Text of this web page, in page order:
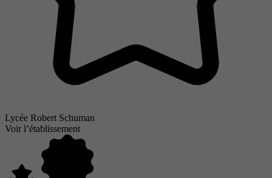
Lycée Robert Schuman
Voir l’établissement